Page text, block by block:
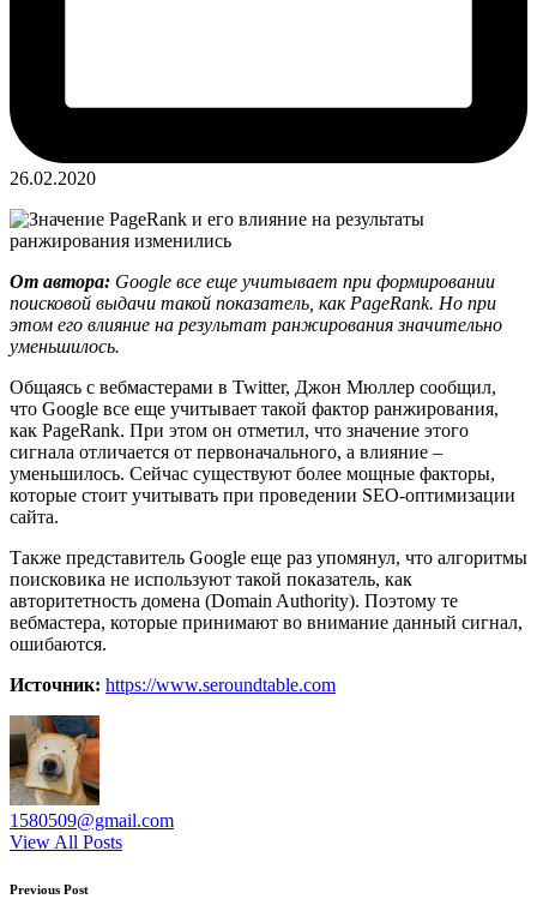
26.02.2020
От автора: Google все еще учитывает при формировании
поисковой выдачи такой показатель, как PageRank. Но при
этом его влияние на результат ранжирования значительно
уменьшилось.
Общаясь с вебмастерами в Twitter, Джон Мюллер сообщил,
что Google все еще учитывает такой фактор ранжирования,
как PageRank. При этом он отметил, что значение этого
сигнала отличается от первоначального, а влияние –
уменьшилось. Сейчас существуют более мощные факторы,
которые стоит учитывать при проведении SEO-оптимизации
сайта.
Также представитель Google еще раз упомянул, что алгоритмы
поисковика не используют такой показатель, как
авторитетность домена (Domain Authority). Поэтому те
вебмастера, которые принимают во внимание данный сигнал,
ошибаются.
Источник: https://www.seroundtable.com
1580509@gmail.com
View All Posts
Post
Previous Post